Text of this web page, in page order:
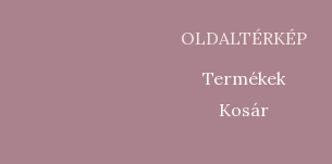
OLDALTÉRKÉP
Termékek
Kosár